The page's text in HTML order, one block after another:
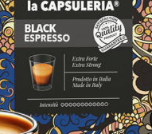
Bialetti
Beanz
Uno System
Caffitaly